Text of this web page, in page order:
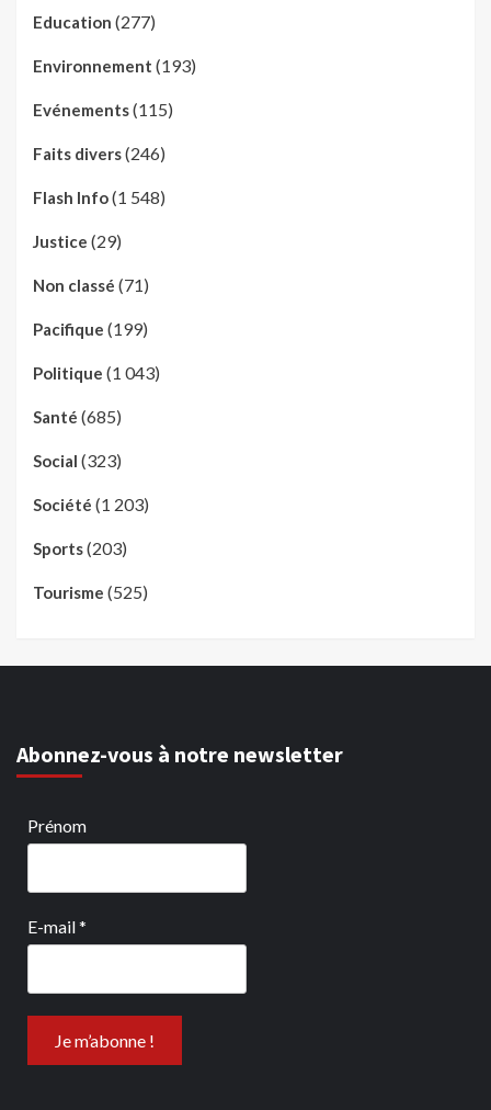
Education (277)
Environnement (193)
Evénements(115)
Faits divers(246)
Flash Info(1 548)
Justice (29)
Non classé (71)
Pacifique (199)
Politique (1 043)
Santé (685)
Social (323)
Société (1 203)
Sports(203)
Tourisme (525)
Abonnez-vous à notre newsletter
Prénom
E-mail*